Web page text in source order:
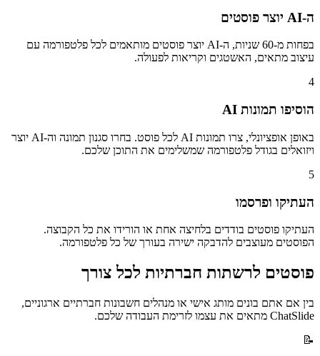
ה-AI יוצר פוסטים
בפחות מ-60 שניות, ה-AI יוצר פוסטים מותאמים לכל פלטפורמה עם
עיצוב מתאים, האשטגים וקריאות לפעולה.
4
הוסיפו תמונות AI
באופן אופציונלי, צרו תמונות AI לכל פוסט. בחרו סגנון תמונה וה-AI יוצר
ויזואלים בגודל פלטפורמה שמשלימים את התוכן שלכם.
5
העתיקו ופרסמו
העתיקו פוסטים בודדים בלחיצה אחת או הורידו את כל הקבוצה.
הפוסטים מעוצבים להדבקה ישירה בעורך של כל פלטפורמה.
פוסטים לרשתות חברתיות לכל צורך
בין אם אתם בונים מותג אישי או מנהלים חשבונות חברתיים ארגוניים,
ChatSlide מתאים את עצמו לזרימת העבודה שלכם.
📝